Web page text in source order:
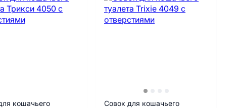
кошачьего
Совок для кошачьего